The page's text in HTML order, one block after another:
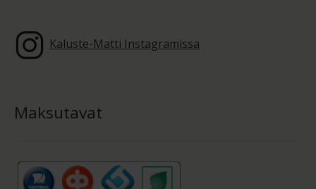
Kaluste-Matti Instagramissa
Maksutavat